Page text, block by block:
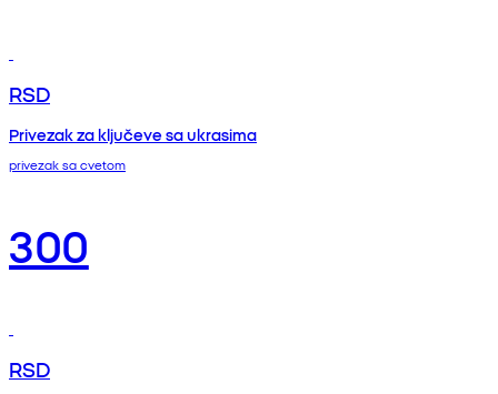
RSD
Privezak za ključeve sa ukrasima
privezak sa cvetom
300
RSD